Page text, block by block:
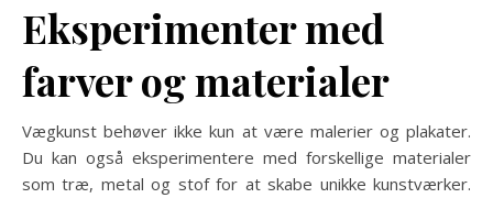
Eksperimenter med
farver og materialer
Vægkunst behøver ikke kun at være malerier og plakater.
Du kan også eksperimentere med forskellige materialer
som træ, metal og stof for at skabe unikke kunstværker.